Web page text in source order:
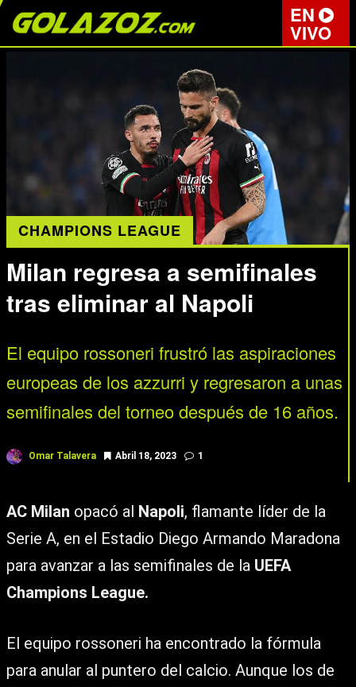
EN
VIVO
CHAMPIONS LEAGUE
Milan regresa a semifinales
tras eliminar al Napoli
El equipo rossoneri frustró las aspiraciones
europeas de los azzurri y regresaron a unas
semifinales del torneo después de 16 años.
Omar Talavera Abril 18, 2023 1
AC Milan opacó al Napoli, flamante líder de la
Serie A, en el Estadio Diego Armando Maradona
para avanzar a las semifinales de la UEFA
Champions League.
El equipo rossoneri ha encontrado la fórmula
para anular al puntero del calcio. Aunque los de